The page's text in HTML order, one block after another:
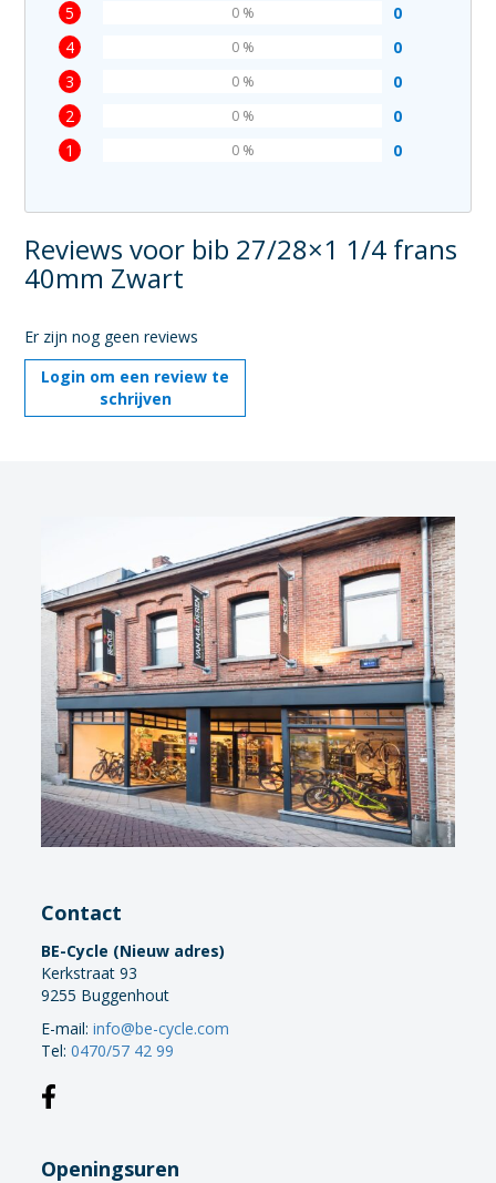
5 0
0 %
4 0
0 %
3 0
0 %
2 0
0 %
1 0
0 %
Reviews voor bib 27/28×1 1/4 frans
40mm Zwart
Er zijn nog geen reviews
Login om een review te
schrijven
Contact
BE-Cycle (Nieuw adres)
Kerkstraat 93
9255 Buggenhout
E-mail:info@be-cycle.com
Tel:0470/57 42 99
Openingsuren